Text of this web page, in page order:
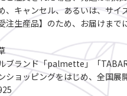
キャンセル、あるいは、サイ
注生産品】のため、お届けまで
ド「palmette」「
ピングをはじめ、全国展開